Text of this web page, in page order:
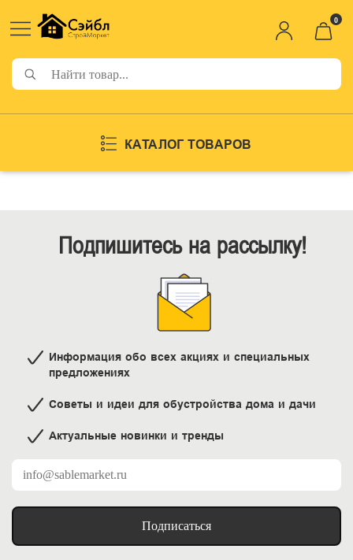
0
КАТАЛОГ ТОВАРОВ
Подпишитесь на рассылку!
Информация обо всех акциях и специальных
предложениях
Советы и идеи для обустройства дома и дачи
Актуальные новинки и тренды
Подписаться